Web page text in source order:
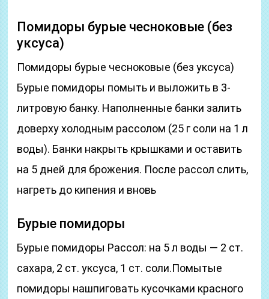
Помидоры бурые чесноковые (без
уксуса)
Помидоры бурые чесноковые (без уксуса)
Бурые помидоры помыть и выложить в 3-
литровую банку. Наполненные банки залить
доверху холодным рассолом (25 г соли на 1 л
воды). Банки накрыть крышками и оставить
на 5 дней для брожения. После рассол слить,
нагреть до кипения и вновь
Бурые помидоры
Бурые помидоры Рассол: на 5 л воды — 2 ст.
сахара, 2 ст. уксуса, 1 ст. соли.Помытые
помидоры нашпиговать кусочками красного